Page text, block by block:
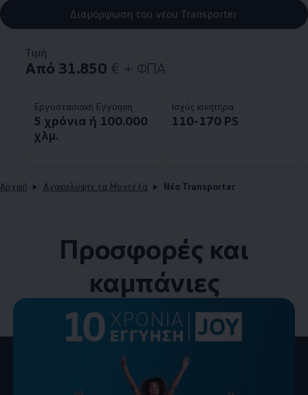
Διαμόρφωση του νέου Transporter
Τιμή
Από 31.850 € + ΦΠΑ
Εργοστασιακή Εγγύηση
5 χρόνια ή 100.000
χλμ.
Ισχύς κινητήρα
110-170 PS
Αρχική Ανακαλύψτε τα Μοντέλα Νέο Transporter
Προσφορές και
καμπάνιες